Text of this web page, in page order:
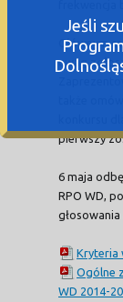
Głównym
uwag
pierwszy
6 maja
RPO WD,
głosowania
Kryteria
Ogólne
WD 2014-
Jeśli